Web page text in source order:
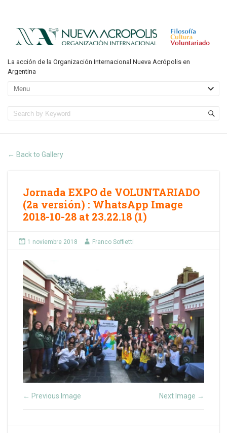
La acción de la Organización Internacional Nueva Acrópolis en
Argentina
← Back to Gallery
Jornada EXPO de VOLUNTARIADO
(2a versión) : WhatsApp Image
2018-10-28 at 23.22.18 (1)
1 noviembre 2018 Franco Soffietti
← Previous Image Next Image →